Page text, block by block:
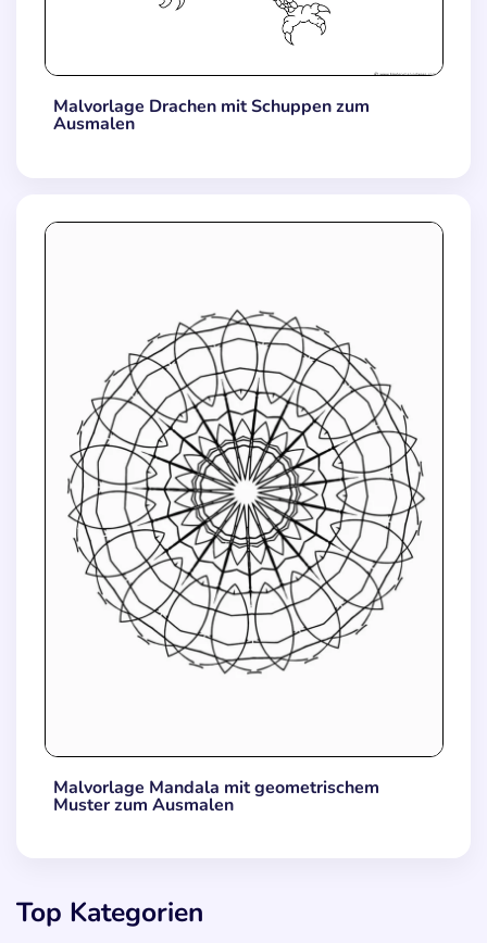
Malvorlage Drachen mit Schuppen zum
Ausmalen
Malvorlage Mandala mit geometrischem
Muster zum Ausmalen
Top Kategorien